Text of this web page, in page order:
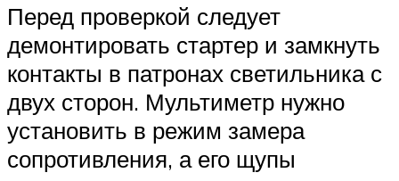
Перед проверкой следует
демонтировать стартер и замкнуть
контакты в патронах светильника с
двух сторон. Мультиметр нужно
установить в режим замера
сопротивления, а его щупы